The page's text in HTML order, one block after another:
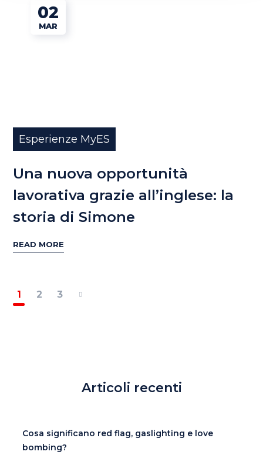
02
MAR
Esperienze MyES
Una nuova opportunità
lavorativa grazie all’inglese: la
storia di Simone
READ MORE
1 2 3
Articoli recenti
Cosa significano red flag, gaslighting e love
bombing?